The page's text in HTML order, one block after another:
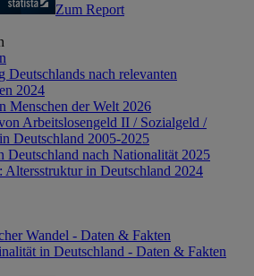
Zum Report
Deutschlands nach relevanten
2024
Menschen der Welt 2026
Arbeitslosengeld II / Sozialgeld /
Deutschland 2005-2025
Deutschland nach Nationalität 2025
Altersstruktur in Deutschland 2024
Wandel - Daten & Fakten
in Deutschland - Daten & Fakten